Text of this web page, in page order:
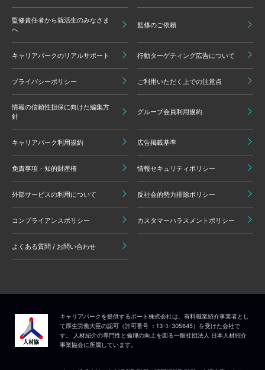
監修責任者から就活生のみなさま
へ
監修のご依頼
キャリアパークのリアルサポート 行動ターゲティング広告について
プライバシーポリシー ご利用いただく上での注意点
情報の信頼性担保に向けた編集方
針
グループ会員利用規約
キャリアパーク利用規約 広告掲載基準
免責事項・知的財産権 情報セキュリティポリシー
外部サービスの利用について 反社会的勢力排除ポリシー
コンプライアンスポリシー カスタマーハラスメントポリシー
よくある質問 / お問い合わせ